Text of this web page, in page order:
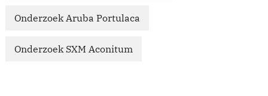
Onderzoek Aruba Portulaca
Onderzoek SXM Aconitum